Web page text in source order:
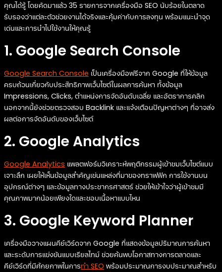
คุณได้รู้ โดยคัดมาแล้ว 35 รายการจากเครื่องมือ SEO นับร้อยในตลาด
รับรองว่าแต่ละตัวช่วยงานได้จริงและคุ้มค่ากับการลงทุน พร้อมแนะนำจุด
เด่นและการนำไปใช้งานให้คุณรู้
1. Google Search Console
Google Search Console เป็นเครื่องมือฟรีจาก Google ที่ให้ข้อมูล
ครบถ้วนเกี่ยวกับประสิทธิภาพเว็บไซต์ในผลการค้นหา ทั้งข้อมูล
Impressions, Clicks, ตำแหน่งการจัดอันดับเฉลี่ย และอัตราการคลิก
นอกจากนี้ยังช่วยตรวจสอบ Backlink และแจ้งเตือนปัญหาต่างๆ ที่อาจส่ง
ผลต่อการจัดอันดับของเว็บไซต์
2. Google Analytics
Google Analytics แพลตฟอร์มวิเคราะห์พฤติกรรมผู้เข้าชมเว็บไซต์แบบ
เจาะลึก เผยให้เห็นข้อมูลสำคัญเช่นแหล่งที่มาของทราฟฟิก การใช้งานบน
อุปกรณ์ต่างๆ และข้อมูลทางประชากรศาสตร์ ช่วยให้เข้าใจว่าผู้เข้าชมมี
คุณภาพมากน้อยเพียงใดและชอบเนื้อหาแบบไหน
3. Google Keyword Planner
เครื่องมือวางแผนคีย์เวิร์ดจาก Google ที่แสดงข้อมูลปริมาณการค้นหา
และระดับการแข่งขันแบบเรียลไทม์ ช่วยค้นพบโอกาสทางการตลาดและ
คีย์เวิร์ดที่มีศักยภาพในการทำ SEO พร้อมประมาณการงบประมาณสำหรับ